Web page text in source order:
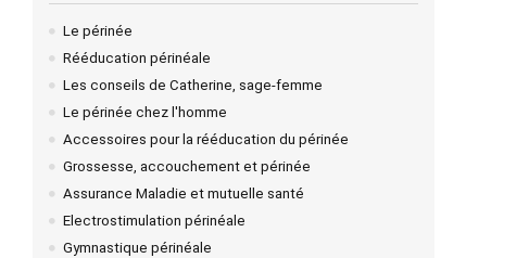
Le périnée
Rééducation périnéale
Les conseils de Catherine, sage-femme
Le périnée chez l'homme
Accessoires pour la rééducation du périnée
Grossesse, accouchement et périnée
Assurance Maladie et mutuelle santé
Electrostimulation périnéale
Gymnastique périnéale